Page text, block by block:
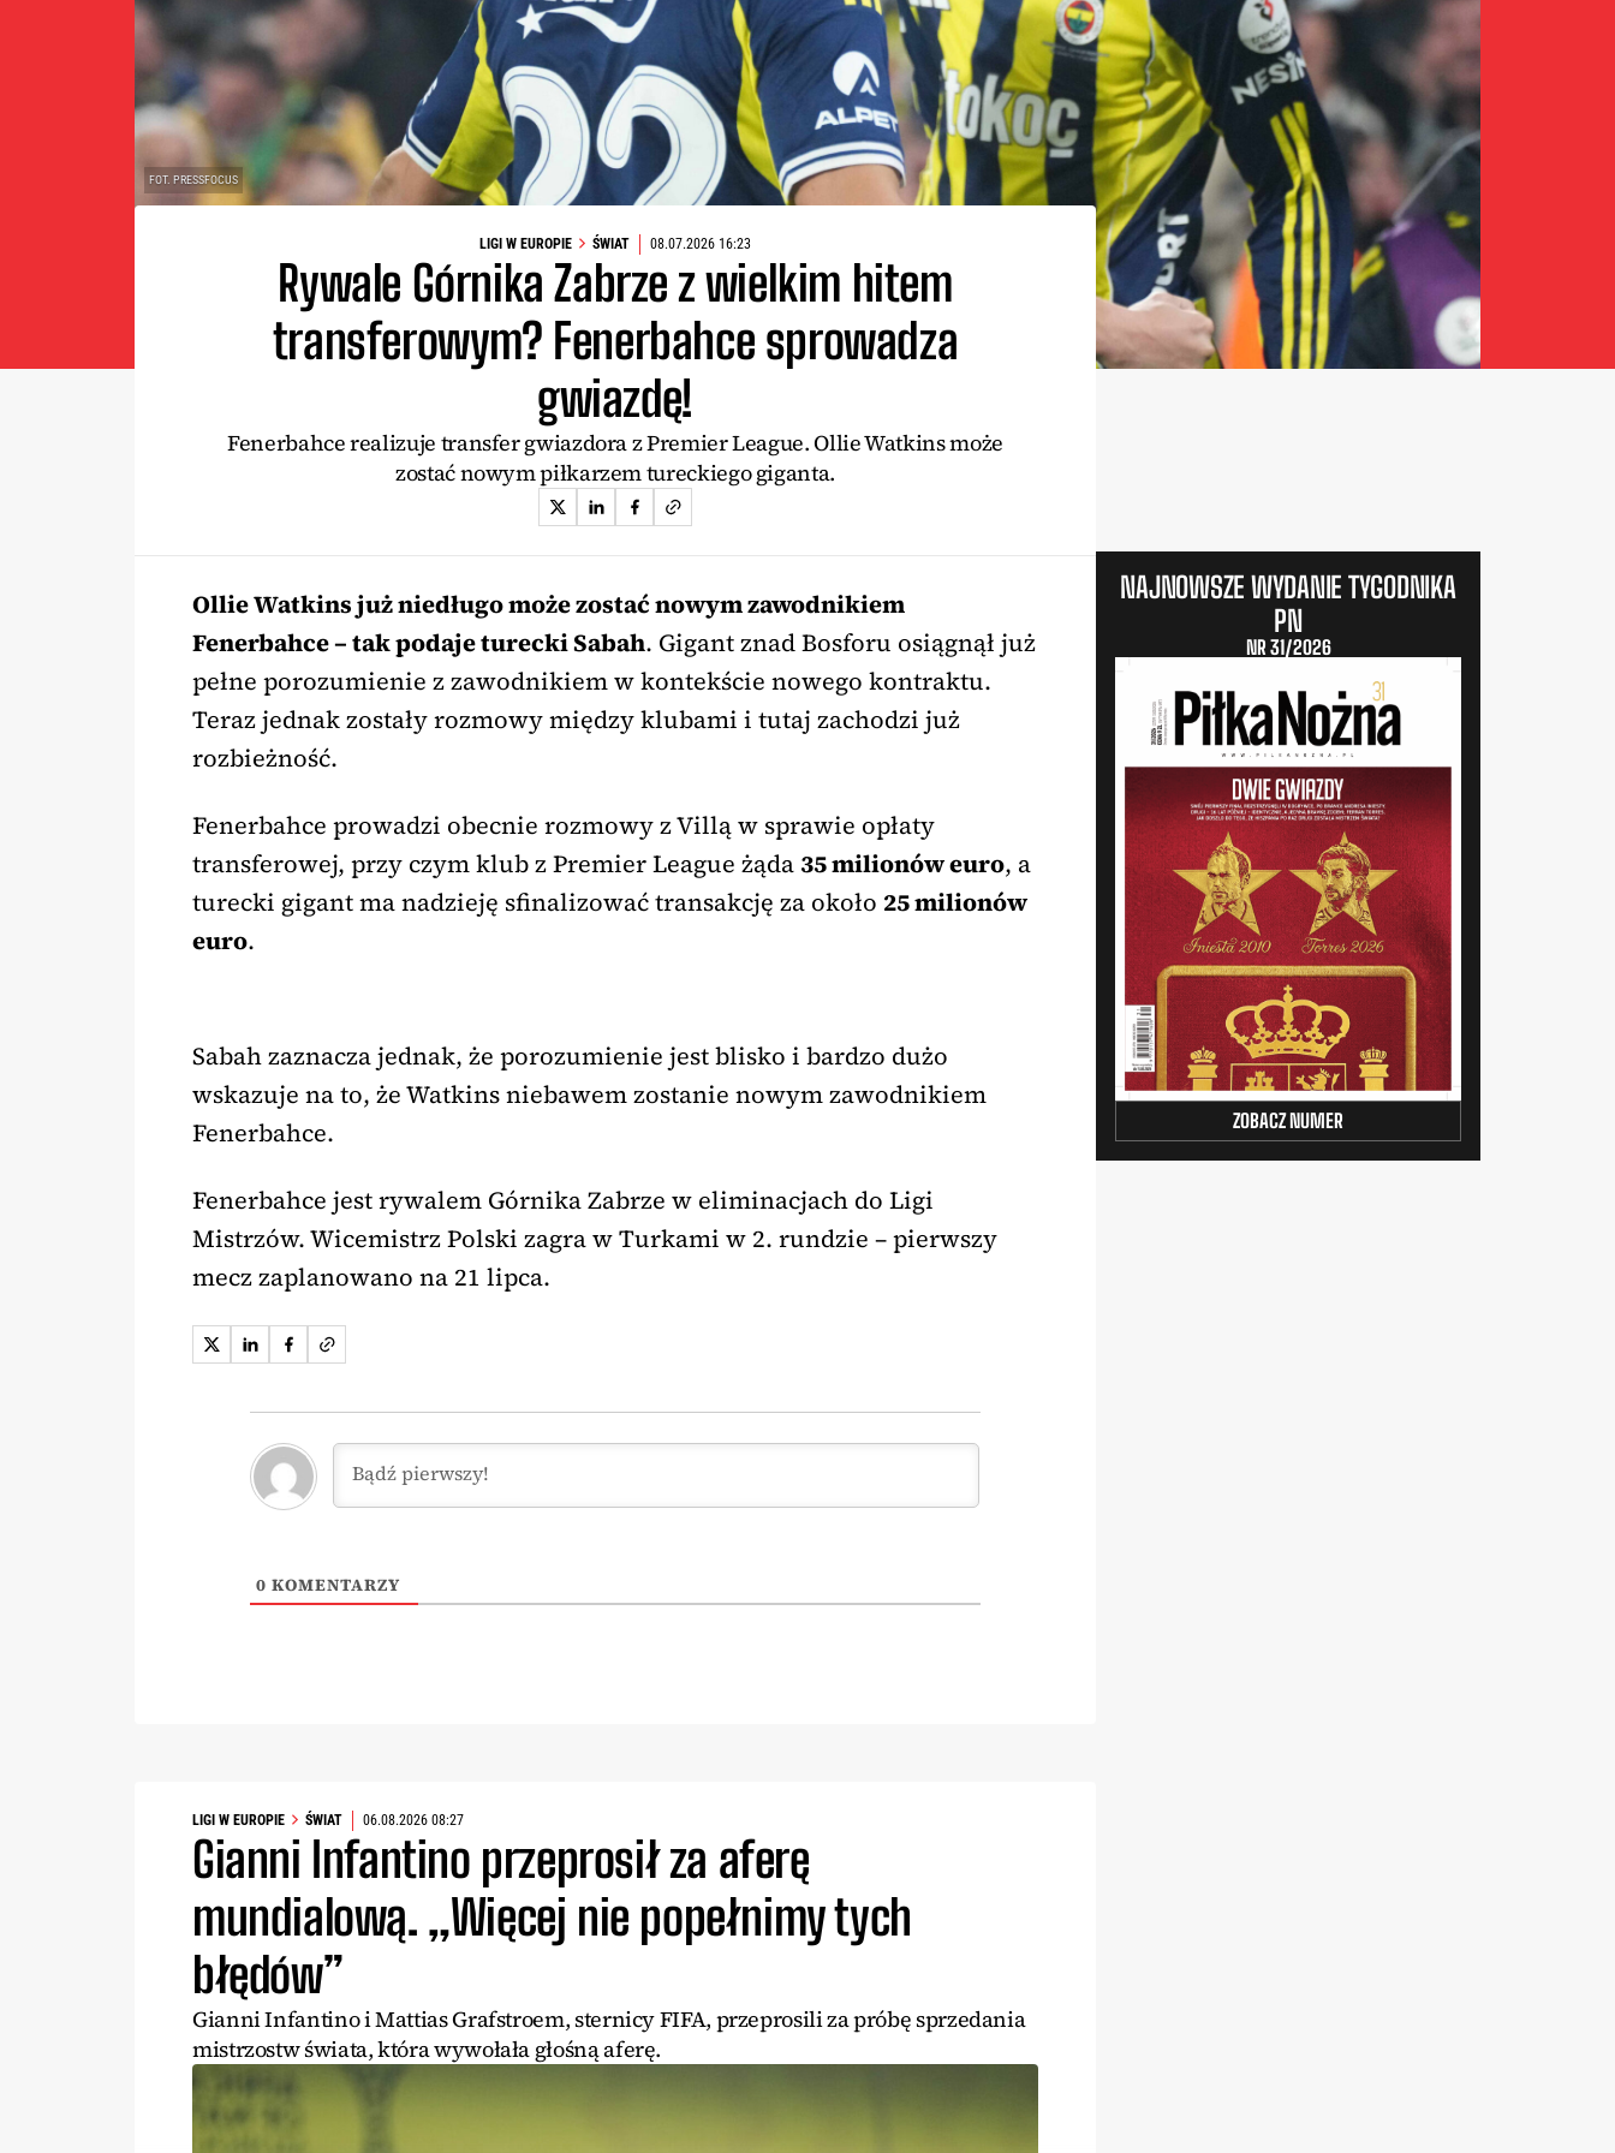
FOT. PRESSFOCUS
LIGI W EUROPIE ŚWIAT 08.07.2026 16:23
Rywale Górnika Zabrze z wielkim hitem
transferowym? Fenerbahce sprowadza
gwiazdę!
Fenerbahce realizuje transfer gwiazdora z Premier League. Ollie Watkins może
zostać nowym piłkarzem tureckiego giganta.
Ollie Watkins już niedługo może zostać nowym zawodnikiem
Fenerbahce – tak podaje turecki Sabah. Gigant znad Bosforu osiągnął już
pełne porozumienie z zawodnikiem w kontekście nowego kontraktu.
Teraz jednak zostały rozmowy między klubami i tutaj zachodzi już
rozbieżność.
Fenerbahce prowadzi obecnie rozmowy z Villą w sprawie opłaty
transferowej, przy czym klub z Premier League żąda 35 milionów euro, a
turecki gigant ma nadzieję sfinalizować transakcję za około 25 milionów
euro.
Sabah zaznacza jednak, że porozumienie jest blisko i bardzo dużo
wskazuje na to, że Watkins niebawem zostanie nowym zawodnikiem
Fenerbahce.
Fenerbahce jest rywalem Górnika Zabrze w eliminacjach do Ligi
Mistrzów. Wicemistrz Polski zagra w Turkami w 2. rundzie – pierwszy
mecz zaplanowano na 21 lipca.
0 KOMENTARZY
NAJNOWSZE WYDANIE TYGODNIKA
PN
NR 31/2026
ZOBACZ NUMER
LIGI W EUROPIE ŚWIAT 06.08.2026 08:27
Gianni Infantino przeprosił za aferę
mundialową. „Więcej nie popełnimy tych
błędów”
Gianni Infantino i Mattias Grafstroem, sternicy FIFA, przeprosili za próbę sprzedania
mistrzostw świata, która wywołała głośną aferę.